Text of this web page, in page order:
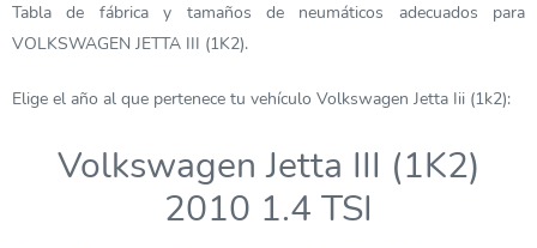
Tabla de fábrica y tamaños de neumáticos adecuados para
VOLKSWAGEN JETTA III (1K2).
Elige el año al que pertenece tu vehículo Volkswagen Jetta Iii (1k2):
Volkswagen Jetta III (1K2)
2010 1.4 TSI